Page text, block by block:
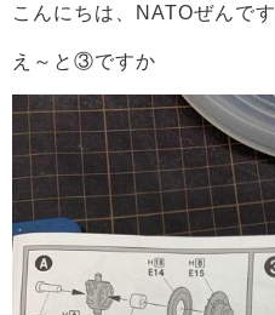
こんにちは、NATOぜんです
え～と③ですか